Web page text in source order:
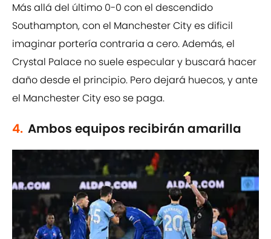
Más allá del último 0-0 con el descendido
Southampton, con el Manchester City es dificil
imaginar portería contraria a cero. Además, el
Crystal Palace no suele especular y buscará hacer
daño desde el principio. Pero dejará huecos, y ante
el Manchester City eso se paga.
4. Ambos equipos recibirán amarilla